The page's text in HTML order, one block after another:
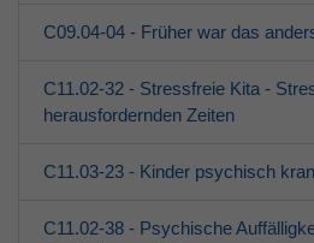
C09.04-04 - Früher war das
C11.02-32 - Stressfreie Kita -
herausfordernden Zeiten
C11.03-23 - Kinder psychisch
C11.02-38 - Psychische